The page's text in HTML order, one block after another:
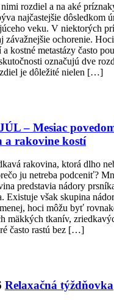
rozdiel a na aké
najčastejšie dôsledkom
veku. V niektorých
závažnejšie ochorenie.
kostné metastázy často
označujú dve
je dôležité nielen […]
– Mesiac
a rakovine kostí
rakovina, ktorá dlho
ju netreba podceniť?
predstavia nádory
Existuje však skupina
hoci môžu byť
mäkkých tkanív,
často rastú bez […]
Relaxačná týždňovka